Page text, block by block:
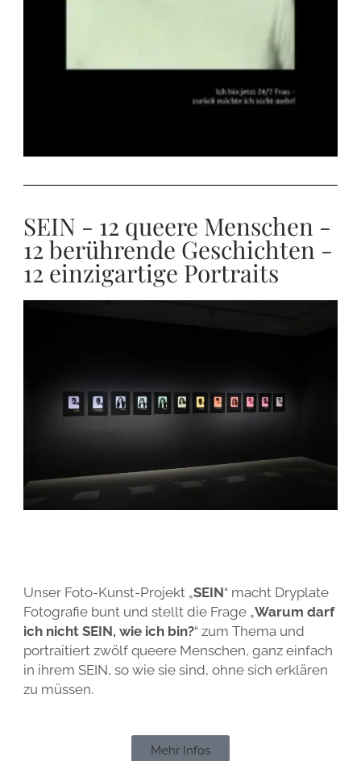
SEIN - 12 queere Menschen -
12 berührende Geschichten -
12 einzigartige Portraits
Unser Foto-Kunst-Projekt „SEIN“ macht Dryplate
Fotografie bunt und stellt die Frage „Warum darf
ich nicht SEIN, wie ich bin?“ zum Thema und
portraitiert zwölf queere Menschen, ganz einfach
in ihrem SEIN, so wie sie sind, ohne sich erklären
zu müssen.
Mehr Infos